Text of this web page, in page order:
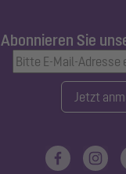
Abonnieren Sie
Jetzt